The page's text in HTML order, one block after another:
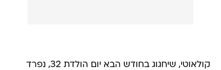
קולאוטי, שיחגוג בחודש הבא יום הולדת 32, נפרד